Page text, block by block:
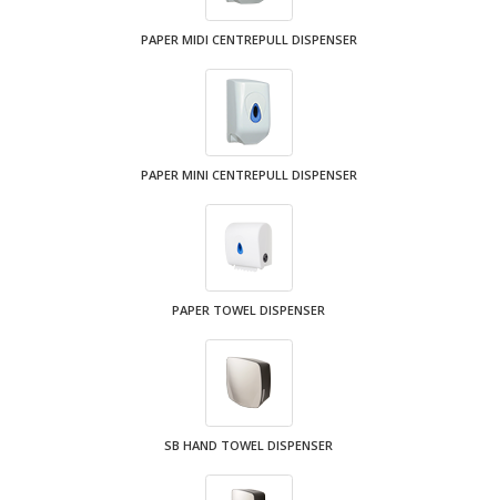
PAPER MIDI CENTREPULL DISPENSER
PAPER MINI CENTREPULL DISPENSER
PAPER TOWEL DISPENSER
SB HAND TOWEL DISPENSER